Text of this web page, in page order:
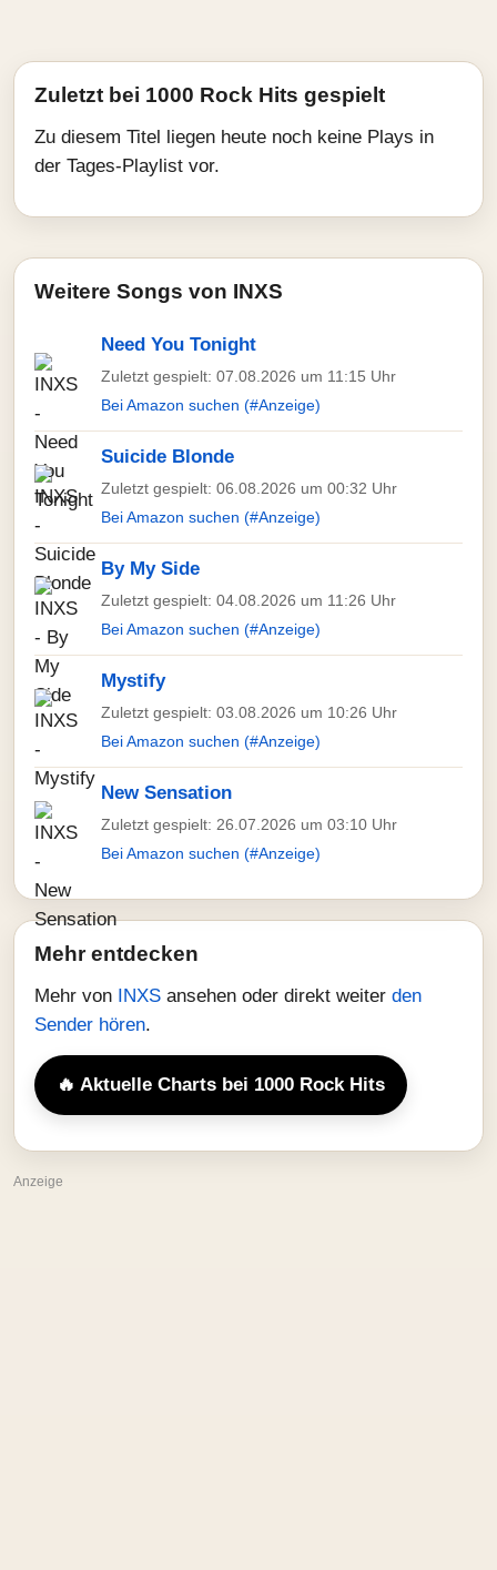
Zuletzt bei 1000 Rock Hits gespielt
Zu diesem Titel liegen heute noch keine Plays in
der Tages-Playlist vor.
Weitere Songs von INXS
Need You Tonight
Zuletzt gespielt: 07.08.2026 um 11:15 Uhr
Bei Amazon suchen (#Anzeige)
Suicide Blonde
Zuletzt gespielt: 06.08.2026 um 00:32 Uhr
Bei Amazon suchen (#Anzeige)
By My Side
Zuletzt gespielt: 04.08.2026 um 11:26 Uhr
Bei Amazon suchen (#Anzeige)
Mystify
Zuletzt gespielt: 03.08.2026 um 10:26 Uhr
Bei Amazon suchen (#Anzeige)
New Sensation
Zuletzt gespielt: 26.07.2026 um 03:10 Uhr
Bei Amazon suchen (#Anzeige)
Mehr entdecken
Mehr von INXS ansehen oder direkt weiter den
Sender hören.
🔥 Aktuelle Charts bei 1000 Rock Hits
Anzeige